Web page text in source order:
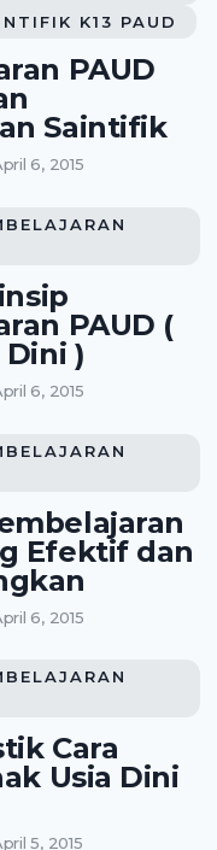
K13 PAUD
PAUD
Saintifik
6, 2015
PAUD (
)
6, 2015
Efektif dan
6, 2015
Cara
Usia Dini
5, 2015